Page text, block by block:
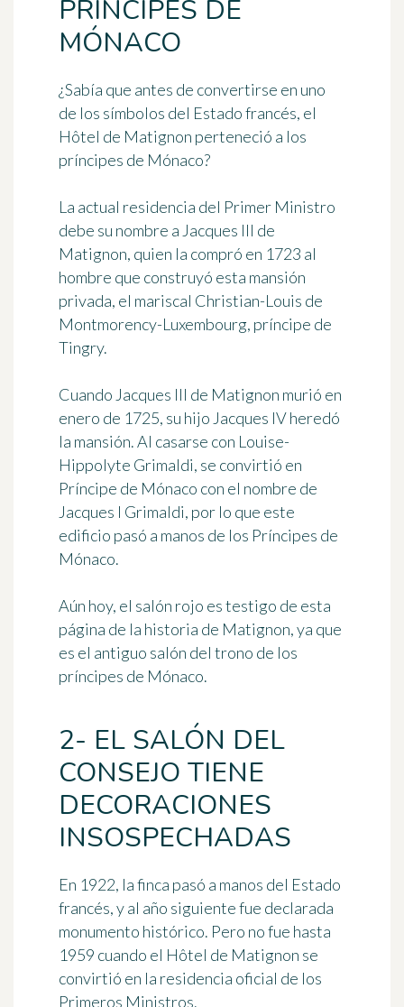
PRÍNCIPES DE
MÓNACO
¿Sabía que antes de convertirse en uno
de los símbolos del Estado francés, el
Hôtel de Matignon perteneció a los
príncipes de Mónaco?
La actual residencia del Primer Ministro
debe su nombre a Jacques III de
Matignon, quien la compró en 1723 al
hombre que construyó esta mansión
privada, el mariscal Christian-Louis de
Montmorency-Luxembourg, príncipe de
Tingry.
Cuando Jacques III de Matignon murió en
enero de 1725, su hijo Jacques IV heredó
la mansión. Al casarse con Louise-
Hippolyte Grimaldi, se convirtió en
Príncipe de Mónaco con el nombre de
Jacques I Grimaldi, por lo que este
edificio pasó a manos de los Príncipes de
Mónaco.
Aún hoy, el salón rojo es testigo de esta
página de la historia de Matignon, ya que
es el antiguo salón del trono de los
príncipes de Mónaco.
2- EL SALÓN DEL
CONSEJO TIENE
DECORACIONES
INSOSPECHADAS
En 1922, la finca pasó a manos del Estado
francés, y al año siguiente fue declarada
monumento histórico. Pero no fue hasta
1959 cuando el Hôtel de Matignon se
convirtió en la residencia oficial de los
Primeros Ministros.